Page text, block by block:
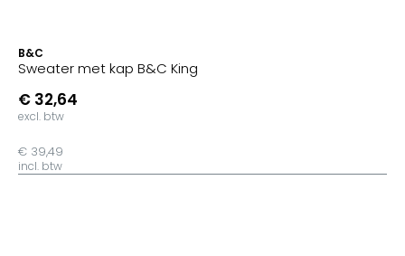
B&C
Sweater met kap B&C King
€ 32,64
excl. btw
€ 39,49
incl. btw